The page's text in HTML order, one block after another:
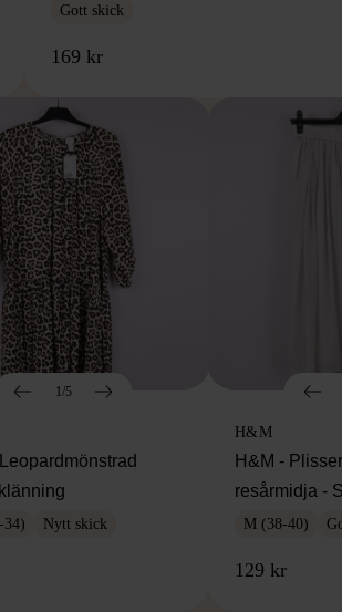
Gott skick
169 kr
1/5
34) Nytt skick
H&M
H&M -
resårmidja -
M (38-40)
129 kr